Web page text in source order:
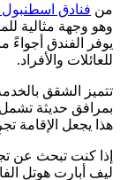
من فنادق اسطنبول
وهو وجهة مثالية
يوفر الفندق
للعائلات والأفراد.
تتميز الشقق
بمرافق حديثة تشمل
هذا يجعل الإقامة
إذا كنت تبحث عن
ليف أبارت هوتل